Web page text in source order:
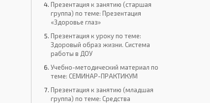
Презентация к занятию (старшая
группа) по теме: Презентация
«Здоровье глаз»
Презентация к уроку по теме:
Здоровый образ жизни. Система
работы в ДОУ
Учебно-методический материал по
теме: СЕМИНАР-ПРАКТИКУМ
Презентация к занятию (младшая
группа) по теме: Средства